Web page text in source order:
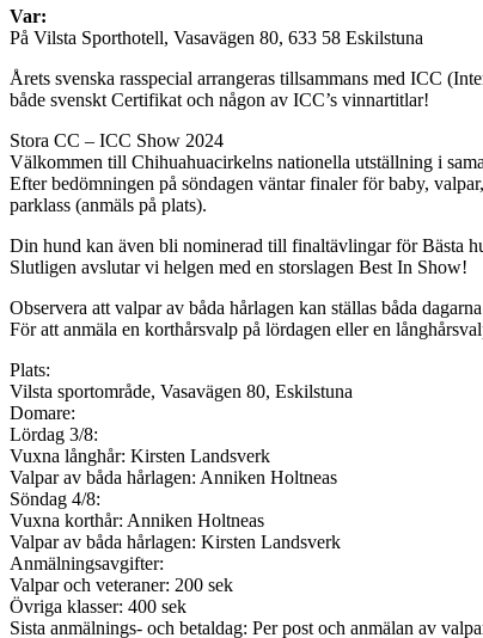
Var:
På Vilsta Sporthotell, Vasavägen 80, 633 58 Eskilstuna
Årets svenska rasspecial arrangeras tillsammans med ICC
både svenskt Certifikat och någon av ICC’s vinnartitlar!
Stora CC – ICC Show 2024
Välkommen till Chihuahuacirkelns nationella utställning i
Efter bedömningen på söndagen väntar finaler för baby,
parklass (anmäls på plats).
Din hund kan även bli nominerad till finaltävlingar för Bästa
Slutligen avslutar vi helgen med en storslagen Best In Show!
Observera att valpar av båda hårlagen kan ställas båda
För att anmäla en korthårsvalp på lördagen eller en
Plats:
Vilsta sportområde, Vasavägen 80, Eskilstuna
Domare:
Lördag 3/8:
Vuxna långhår: Kirsten Landsverk
Valpar av båda hårlagen: Anniken Holtneas
Söndag 4/8:
Vuxna korthår: Anniken Holtneas
Valpar av båda hårlagen: Kirsten Landsverk
Anmälningsavgifter:
Valpar och veteraner: 200 sek
Övriga klasser: 400 sek
Sista anmälnings- och betaldag: Per post och anmälan av